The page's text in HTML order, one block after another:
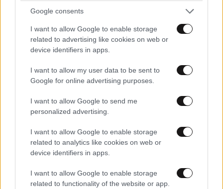
Google consents
I want to allow Google to enable storage
related to advertising like cookies on web or
device identifiers in apps.
I want to allow my user data to be sent to
Google for online advertising purposes.
I want to allow Google to send me
personalized advertising.
I want to allow Google to enable storage
related to analytics like cookies on web or
device identifiers in apps.
I want to allow Google to enable storage
related to functionality of the website or app.
αποτοξίνωση & την ορμονική
Πες μου πότε γεννήθηκες και
θα σου πω ποιες εμπειρίες θα
40 ημέρες, 33 δράσεις, 4.000+